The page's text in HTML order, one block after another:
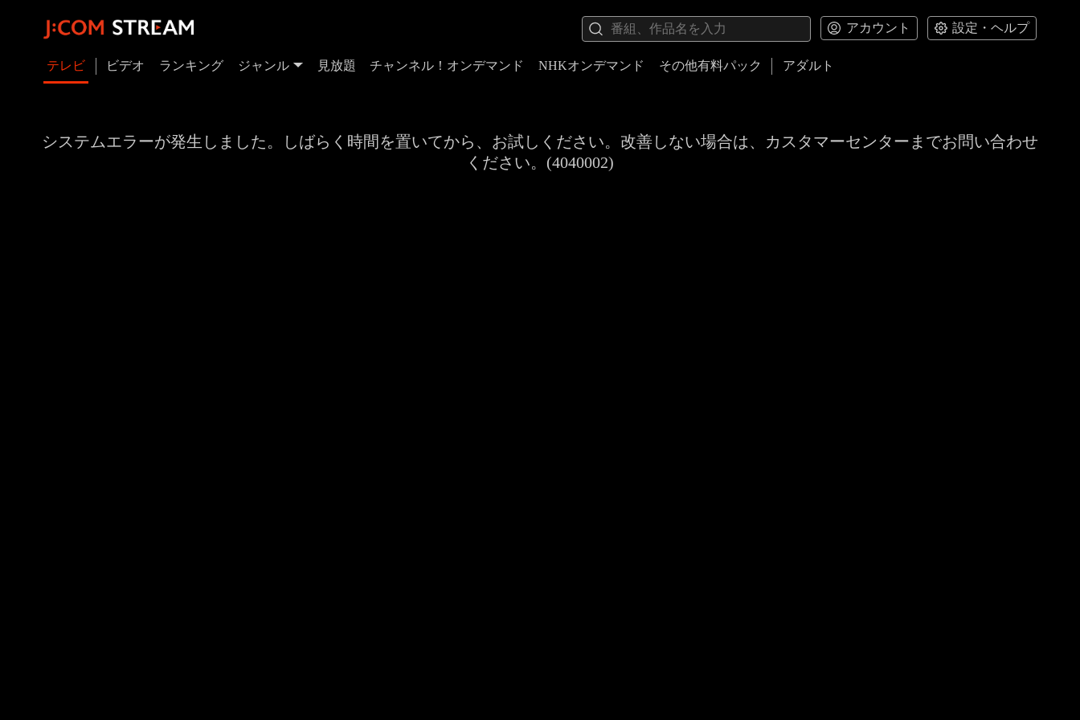
アカウント 設定・ヘルプ
テレビ ビデオ ランキング ジャンル 見放題 チャンネル！オンデマンド NHKオンデマンド その他有料パック アダルト
システムエラーが発生しました。しばらく時間を置いてから、お試しください。改善しない場合は、カスタマーセンターまでお問い合わせ
ください。(4040002)